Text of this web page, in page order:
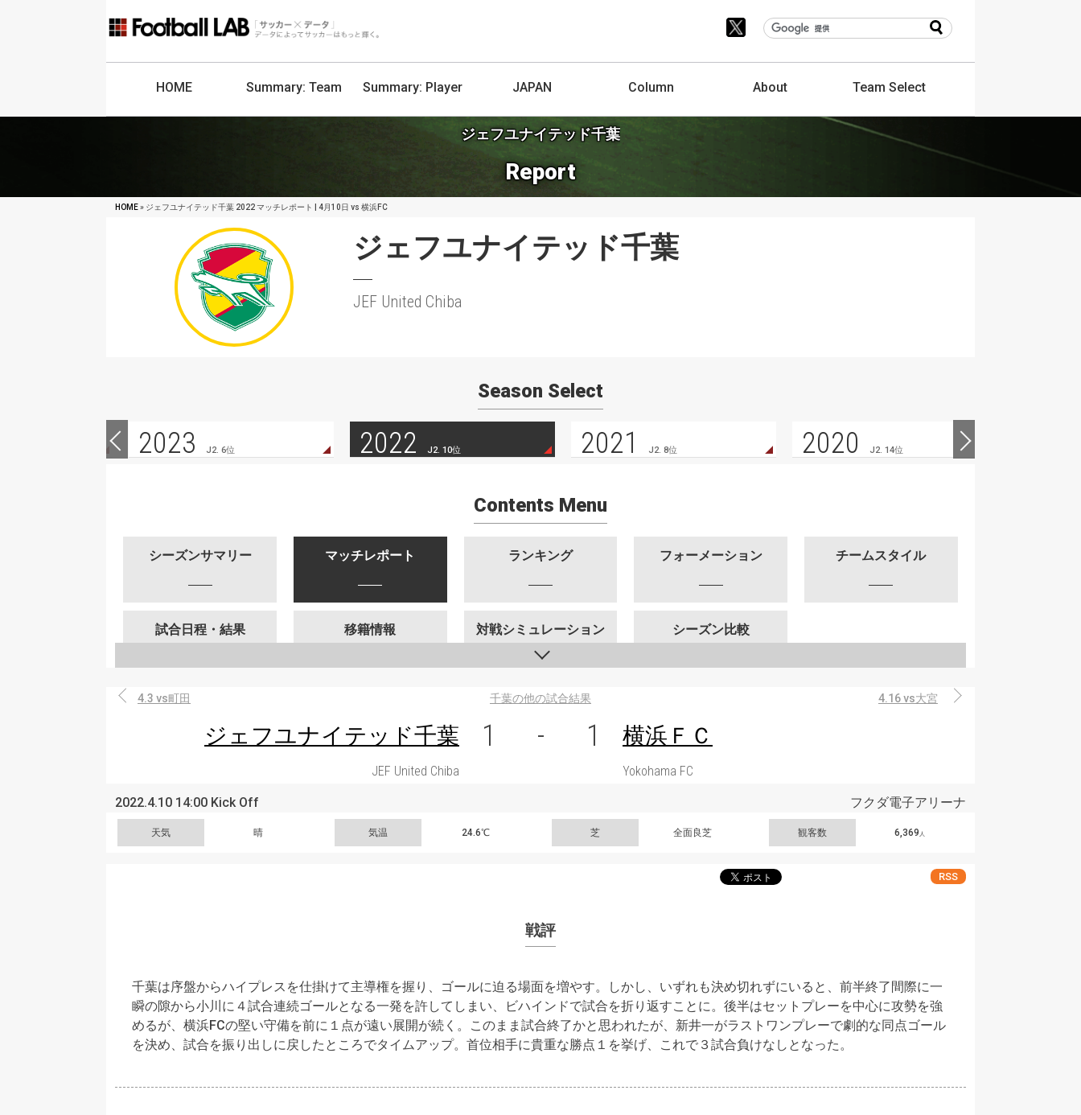
HOME Summary: Team Summary: Player JAPAN Column About TeamSelect
ジェフユナイテッド千葉
Report
HOME» ジェフユナイテッド千葉 2022 マッチレポート | 4月10日 vs 横浜FC
ジェフユナイテッド千葉
JEF United Chiba
Season Select
2023 J2. 6位 2022 J2. 10位 2021 J2. 8位 2020 J2. 14位
Contents Menu
シーズンサマリー マッチレポート ランキング フォーメーション チームスタイル
試合日程・結果 移籍情報 対戦シミュレーション シーズン比較
4.3 vs町田 千葉の他の試合結果 4.16 vs大宮
ジェフユナイテッド千葉 1 - 1 横浜ＦＣ
JEF United Chiba Yokohama FC
2022.4.10 14:00 Kick Off フクダ電子アリーナ
天気 晴 気温 24.6℃ 芝 全面良芝 観客数 6,369 人
RSS
戦評
千葉は序盤からハイプレスを仕掛けて主導権を握り、ゴールに迫る場面を増やす。しかし、いずれも決め切れずにいると、前半終了間際に一
瞬の隙から小川に４試合連続ゴールとなる一発を許してしまい、ビハインドで試合を折り返すことに。後半はセットプレーを中心に攻勢を強
めるが、横浜FCの堅い守備を前に１点が遠い展開が続く。このまま試合終了かと思われたが、新井一がラストワンプレーで劇的な同点ゴール
を決め、試合を振り出しに戻したところでタイムアップ。首位相手に貴重な勝点１を挙げ、これで３試合負けなしとなった。